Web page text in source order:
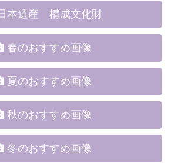
本遺産 構成文化財
春のおすすめ画像
夏のおすすめ画像
秋のおすすめ画像
冬のおすすめ画像